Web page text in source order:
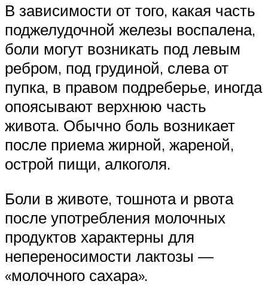
В зависимости от того, какая часть
поджелудочной железы воспалена,
боли могут возникать под левым
ребром, под грудиной, слева от
пупка, в правом подреберье, иногда
опоясывают верхнюю часть
живота. Обычно боль возникает
после приема жирной, жареной,
острой пищи, алкоголя.
Боли в животе, тошнота и рвота
после употребления молочных
продуктов характерны для
непереносимости лактозы —
«молочного сахара».